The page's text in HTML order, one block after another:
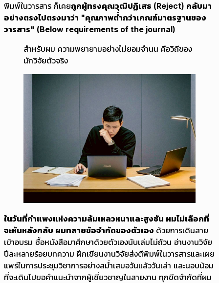
พิมพ์ในวารสาร ก็เคยถูกผู้ทรงคุณวุฒิปฏิเสธ (Reject) กลับมา
อย่างตรงไปตรงมาว่า "คุณภาพต่ำกว่าเกณฑ์มาตรฐานของ
วารสาร" (Below requirements of the journal)
สำหรับผม ความพยายามอย่างไม่ยอมจำนน คือวิถีของ
นักวิจัยตัวจริง
ในวันที่กำแพงแห่งความล้มเหลวหนาและสูงชัน ผมไม่เลือกที่
จะหันหลังกลับ ผมทลายข้อจำกัดของตัวเอง ด้วยการเดินสาย
เข้าอบรม ซื้อหนังสือมาศึกษาด้วยตัวเองนับเล่มไม่ถ้วน อ่านงานวิจัย
ปีละหลายร้อยบทความ ฝึกเขียนงานวิจัยส่งตีพิมพ์ในวารสารและเผย
แพร่ในการประชุมวิชาการอย่างสม่ำเสมอวันแล้ววันเล่า และนอบน้อม
ที่จะเดินไปขอคำแนะนำจากผู้เชี่ยวชาญในสายงาน ทุกขีดจำกัดที่ผม